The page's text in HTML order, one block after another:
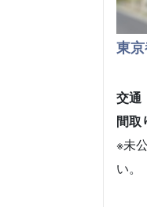
東
交通
間取
※未
い。